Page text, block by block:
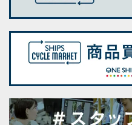
セットアイテム
バッグ
シューズ
帽子